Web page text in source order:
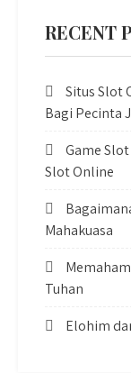
RECENT
Situs Slot
Bagi Pecinta
Game
Slot Online
Mahakuasa
Tuhan
Elohim